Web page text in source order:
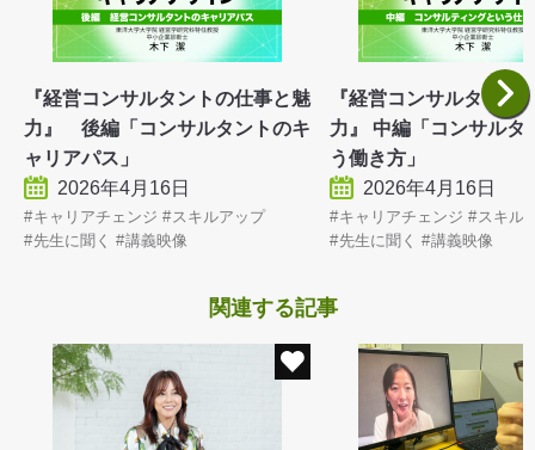
『経営コンサルタントの仕事と魅
力』 後編「コンサルタントのキ
ャリアパス」
2026年4月16日
キャリアチェンジ
スキルアップ
先生に聞く
講義映像
『経営コンサルタント
力』 中編「コンサルタ
う働き方」
2026年4月16日
キャリアチェンジ
スキル
先生に聞く
講義映像
関連する記事